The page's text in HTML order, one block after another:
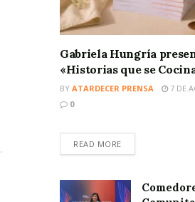
Gabriela Hungría
«Historias que se
BY ATARDECER PRENSA
7 DE
0
READ MORE